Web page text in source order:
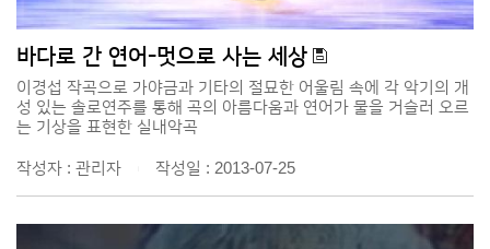
바다로 간 연어-멋으로 사는 세상
이경섭 작곡으로 가야금과 기타의 절묘한 어울림 속에 각 악기의 개
성 있는 솔로연주를 통해 곡의 아름다움과 연어가 물을 거슬러 오르
는 기상을 표현한 실내악곡
작성자 : 관리자 작성일 : 2013-07-25